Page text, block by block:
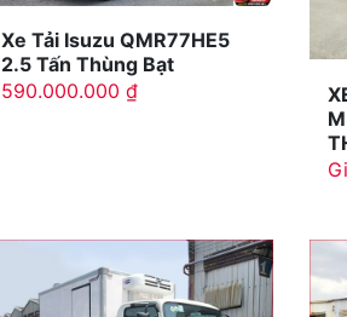
Xe Tải Isuzu QMR77HE5
2.5 Tấn Thùng Bạt
590.000.000 ₫